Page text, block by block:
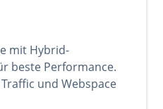
mit Hybrid-
beste Performance.
und Webspace